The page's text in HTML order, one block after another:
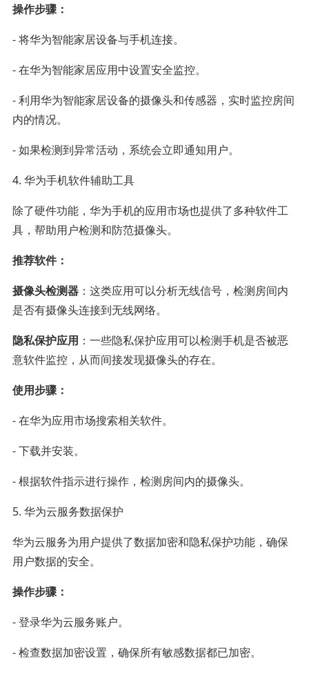
操作步骤：
- 将华为智能家居设备与手机连接。
- 在华为智能家居应用中设置安全监控。
- 利用华为智能家居设备的摄像头和传感器，实时监控房间
内的情况。
- 如果检测到异常活动，系统会立即通知用户。
4. 华为手机软件辅助工具
除了硬件功能，华为手机的应用市场也提供了多种软件工
具，帮助用户检测和防范摄像头。
推荐软件：
摄像头检测器：这类应用可以分析无线信号，检测房间内
是否有摄像头连接到无线网络。
隐私保护应用 ：一些隐私保护应用可以检测手机是否被恶
意软件监控，从而间接发现摄像头的存在。
使用步骤：
- 在华为应用市场搜索相关软件。
- 下载并安装。
- 根据软件指示进行操作，检测房间内的摄像头。
5. 华为云服务数据保护
华为云服务为用户提供了数据加密和隐私保护功能，确保
用户数据的安全。
操作步骤：
- 登录华为云服务账户。
- 检查数据加密设置，确保所有敏感数据都已加密。